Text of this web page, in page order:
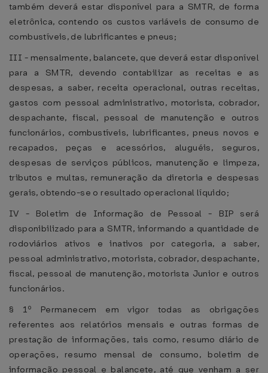
também deverá estar disponível para a SMTR, de forma
eletrônica, contendo os custos variáveis de consumo de
combustíveis, de lubrificantes e pneus;
III - mensalmente, balancete, que deverá estar disponível
para a SMTR, devendo contabilizar as receitas e as
despesas, a saber, receita operacional, outras receitas,
gastos com pessoal administrativo, motorista, cobrador,
despachante, fiscal, pessoal de manutenção e outros
funcionários, combustíveis, lubrificantes, pneus novos e
recapados, peças e acessórios, aluguéis, seguros,
despesas de serviços públicos, manutenção e limpeza,
tributos e multas, remuneração da diretoria e despesas
gerais, obtendo-se o resultado operacional líquido;
IV - Boletim de Informação de Pessoal - BIP será
disponibilizado para a SMTR, informando a quantidade de
rodoviários ativos e inativos por categoria, a saber,
pessoal administrativo, motorista, cobrador, despachante,
fiscal, pessoal de manutenção, motorista Junior e outros
funcionários.
§ 1º Permanecem em vigor todas as obrigações
referentes aos relatórios mensais e outras formas de
prestação de informações, tais como, resumo diário de
operações, resumo mensal de consumo, boletim de
informação pessoal e balancete, até que venham a ser